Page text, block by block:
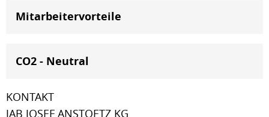
Mitarbeitervorteile
CO2 - Neutral
KONTAKT
JAB JOSEF ANSTOETZ KG